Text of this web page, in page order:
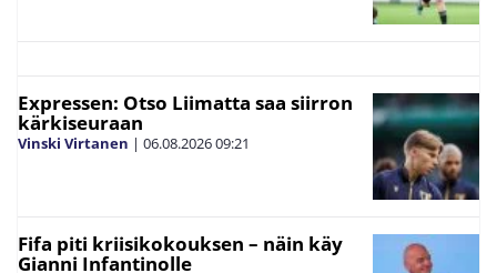
Expressen: Otso Liimatta saa siirron
kärkiseuraan
Vinski Virtanen | 06.08.202609:21
Fifa piti kriisikokouksen – näin käy
Gianni Infantinolle